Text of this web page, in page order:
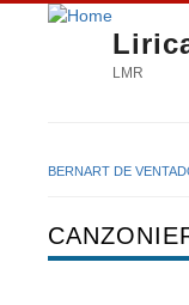
LMR
BERNART DE